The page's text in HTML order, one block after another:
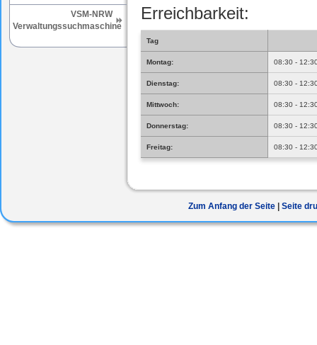
VSM-NRW
Verwaltungssuchmaschine
Erreichbarkeit:
Tag
Montag: 08:30 -
Dienstag: 08:30 -
Mittwoch: 08:30 -
Donnerstag: 08:30 -
Freitag: 08:30 -
Zum Anfang der Seite Seite